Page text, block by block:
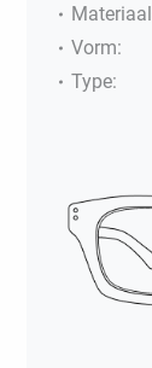
Materiaal
Vorm:
Type: